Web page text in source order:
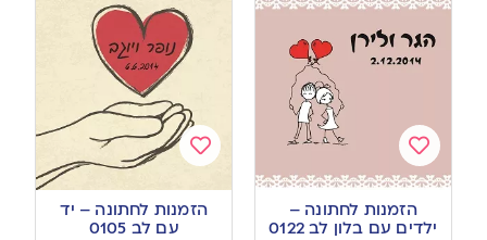
Add
to
wishlist
הזמנות לחתונה –
ילדים עם בלון לב 0122
to
wishlist
הזמנות לחתונה – יד
עם לב 0105